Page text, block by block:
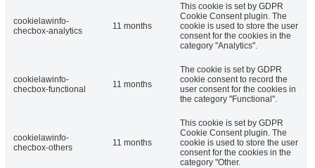
cookielawinfo-
checbox-analytics
11 months
This cookie is set by GDPR
Cookie Consent plugin. The
cookie is used to store the user
consent for the cookies in the
category "Analytics".
cookielawinfo-
checbox-functional
11 months
The cookie is set by GDPR
cookie consent to record the
user consent for the cookies in
the category "Functional".
cookielawinfo-
checbox-others
11 months
This cookie is set by GDPR
Cookie Consent plugin. The
cookie is used to store the user
consent for the cookies in the
category "Other.